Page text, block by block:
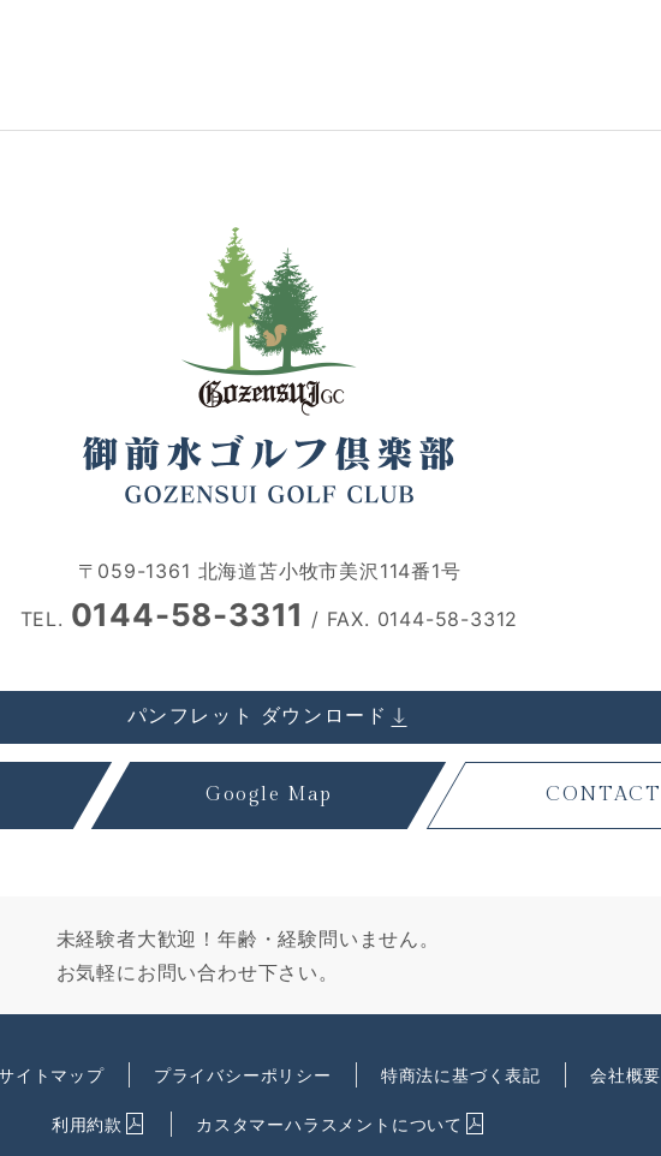
〒059-1361 北海道苫小牧市美沢114番1号
TEL. 0144-58-3311 / FAX. 0144-58-3312
パンフレット ダウンロード
Google Map CONTACT
未経験者大歓迎！年齢・経験問いません。
お気軽にお問い合わせ下さい。
イトマップ プライバシーポリシー 特商法に基づく表記 会社概要
利用約款 カスタマーハラスメントについて